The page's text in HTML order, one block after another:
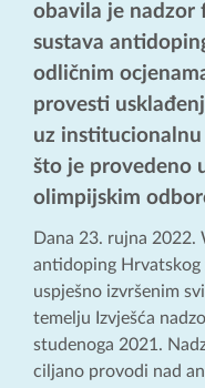
obavila je nadzor
sustava
odličnim
provesti
uz
što je provedeno
olimpijskim
Dana 23. rujna 2022.
antidoping Hrvatskog
uspješno izvršenim
temelju Izvješća
studenoga 2021.
ciljano provodi nad